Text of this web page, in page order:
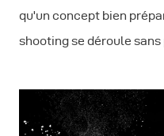
qu'un concept bien
shooting se déroule